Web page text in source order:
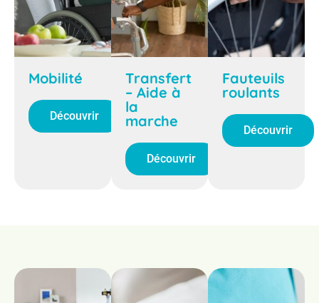
Mobilité
Découvrir
Transfert
– Aide à
la
marche
Découvrir
Fauteuils
roulants
Découvrir